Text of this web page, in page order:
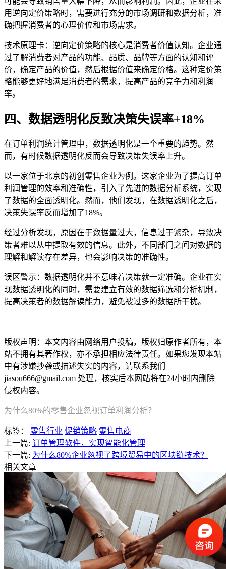
用逆向定价策略时，需要进行充分的市场调研和数据分析，准
确把握消费者的心理价位和市场需求。
技术原理卡：逆向定价策略的核心是消费者价值认知。企业通
过了解消费者对产品的功能、品质、品牌等方面的认知和评
价，确定产品的价值，然后根据价值来确定价格。这种定价策
略能够更好地满足消费者的需求，提高产品的竞争力和利润
率。
四、数据透明化反致决策失误率+18%
在订单利润统计管理中，数据透明化是一个重要的趋势。然
而，有时候数据透明化反而会导致决策失误率上升。
以一家位于北京的初创零售企业为例。这家企业为了提高订单
利润管理的效率和准确性，引入了先进的数据分析系统，实现
了数据的全面透明化。然而，他们发现，在数据透明化之后，
决策失误率反而增加了18%。
经过分析发现，原因在于数据量过大，信息过于繁杂，导致决
策者难以从中提取有效的信息。此外，不同部门之间对数据的
理解和解读存在差异，也会影响决策的准确性。
误区警示：数据透明化并不意味着决策就一定准确。企业在实
现数据透明化的同时，需要建立有效的数据筛选和分析机制，
提高决策者的数据解读能力，避免被过多的数据所干扰。
版权声明：本文内容由网络用户投稿，版权归原作者所有，本
站不拥有其著作权，亦不承担相应法律责任。如果您发现本站
中有涉嫌抄袭或描述失实的内容，请联系我们
jiasou666@gmail.com 处理，核实后本网站将在24小时内删除
侵权内容。
为什么80%的零售企业忽视订单利润分析？
标签： 零售行业 促销策略 零售电商
上一篇: 订单管理软件，实现智能化管理
下一篇: 为什么80%企业忽视了跨境贸易中的区块链技术？
相关文章